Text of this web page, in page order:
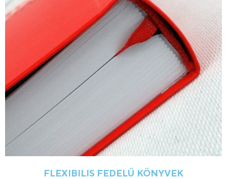
FLEXIBILIS FEDELŰ KÖNYVEK